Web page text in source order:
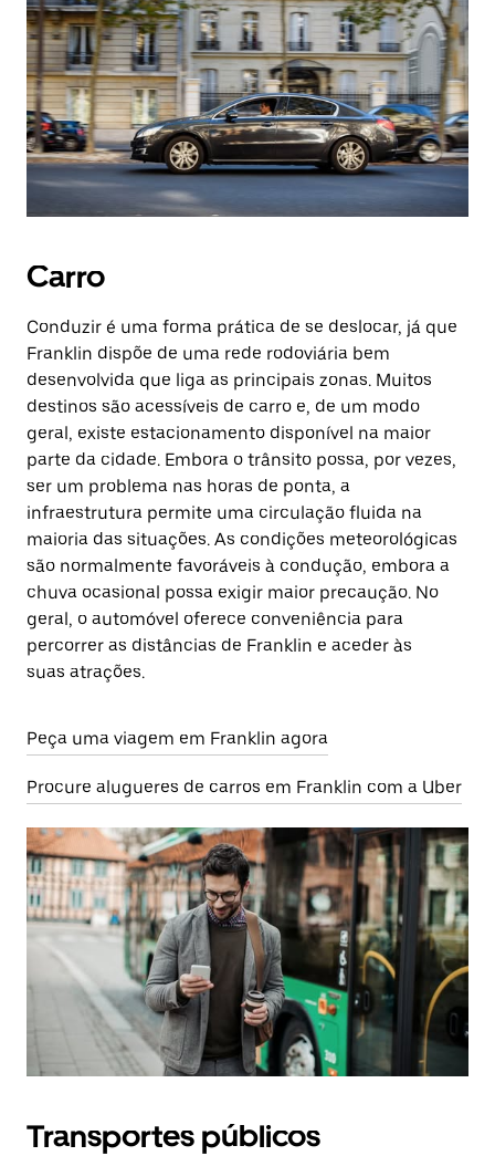
Carro
Conduzir é uma forma prática de se deslocar, já que
Franklin dispõe de uma rede rodoviária bem
desenvolvida que liga as principais zonas. Muitos
destinos são acessíveis de carro e, de um modo
geral, existe estacionamento disponível na maior
parte da cidade. Embora o trânsito possa, por vezes,
ser um problema nas horas de ponta, a
infraestrutura permite uma circulação fluida na
maioria das situações. As condições meteorológicas
são normalmente favoráveis à condução, embora a
chuva ocasional possa exigir maior precaução. No
geral, o automóvel oferece conveniência para
percorrer as distâncias de Franklin e aceder às
suas atrações.
Peça uma viagem em Franklin agora
Procure alugueres de carros em Franklin com a Uber
Transportes públicos